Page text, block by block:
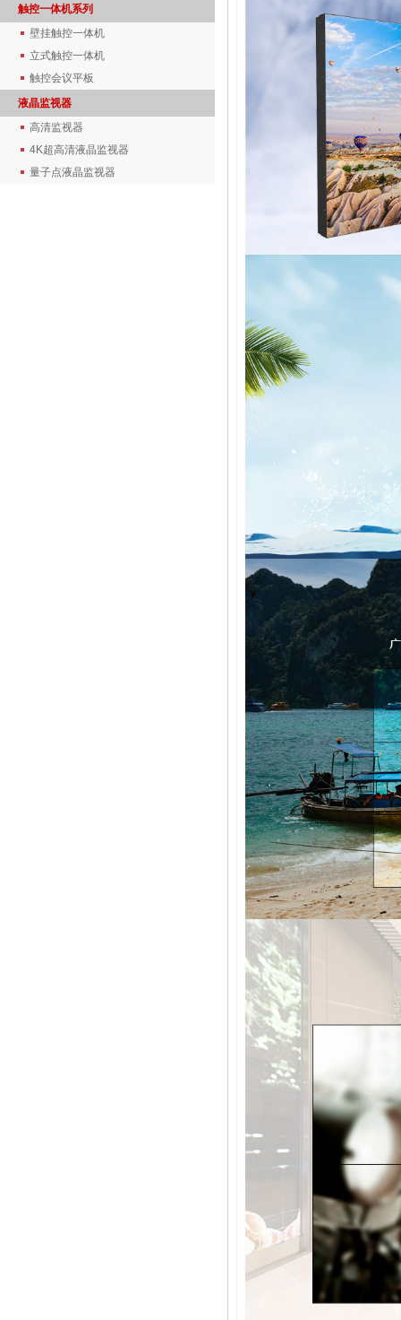
触控一体机系列
壁挂触控一体机
立式触控一体机
触控会议平板
液晶监视器
高清监视器
4K超高清液晶监视器
量子点液晶监视器